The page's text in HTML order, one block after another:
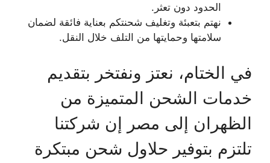
الحدود دون تعثر.
نهتم بتعبئة وتغليف شحنتكم بعناية فائقة لضمان
سلامتها وحمايتها من التلف خلال النقل.
في الختام، نعتز ونفتخر بتقديم
خدمات الشحن المتميزة من
الظهران إلى مصر إن شركتنا
تلتزم بتوفير حلاول شحن مبتكرة